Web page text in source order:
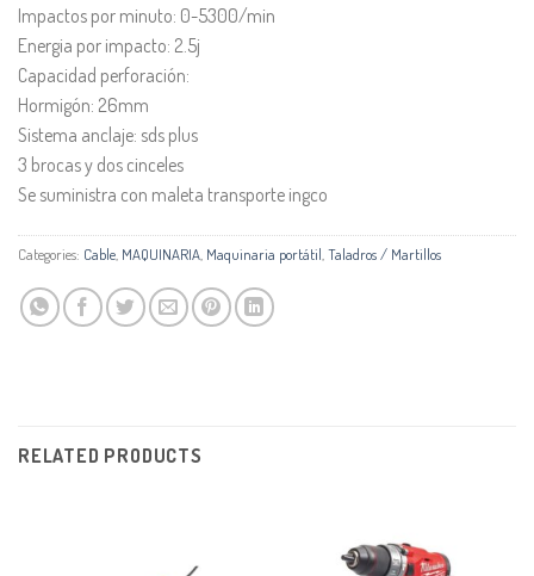
Impactos por minuto: 0-5300/min
Energia por impacto: 2.5j
Capacidad perforación:
Hormigón: 26mm
Sistema anclaje: sds plus
3 brocas y dos cinceles
Se suministra con maleta transporte ingco
Categories: Cable, MAQUINARIA, Maquinaria portátil,Taladros / Martillos
RELATED PRODUCTS